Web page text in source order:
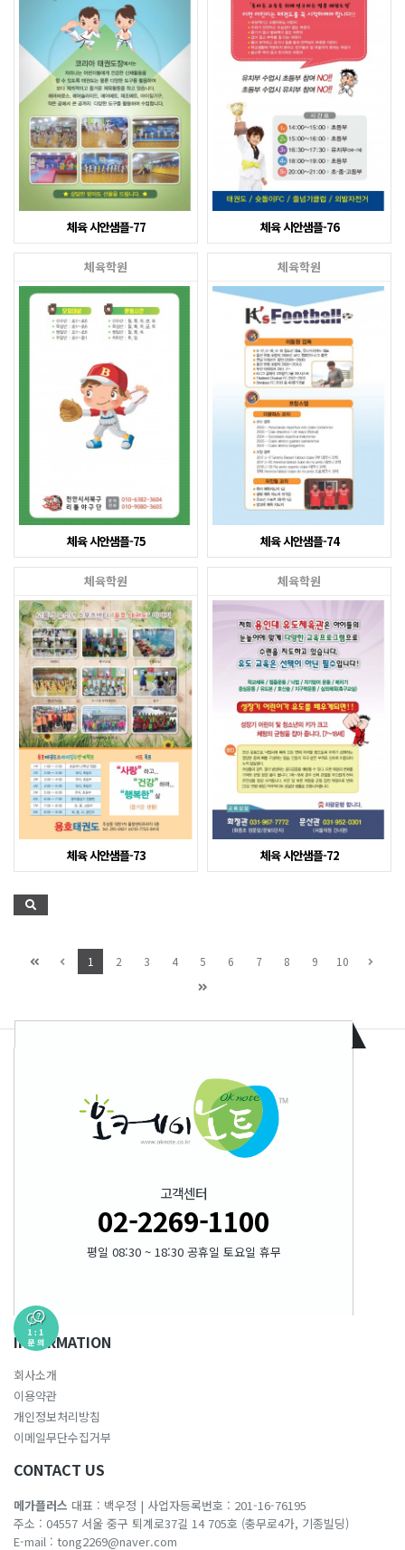
체육 시안샘플-77 체육 시안샘플-76
체육학원
체육 시안샘플-75
체육학원
체육 시안샘플-74
체육학원
체육 시안샘플-73
체육학원
체육 시안샘플-72
1 2 3 4 5 6 7 8 9 10
고객센터
02-2269-1100
평일 08:30 ~ 18:30 공휴일 토요일 휴무
INFORMATION
회사소개
이용약관
개인정보처리방침
이메일무단수집거부
CONTACT US
메가플러스 대표 : 백우정 | 사업자등록번호 : 201-16-76195
주소 : 04557 서울 중구 퇴계로37길 14 705호 (충무로4가, 기종빌딩)
E-mail : tong2269@naver.com